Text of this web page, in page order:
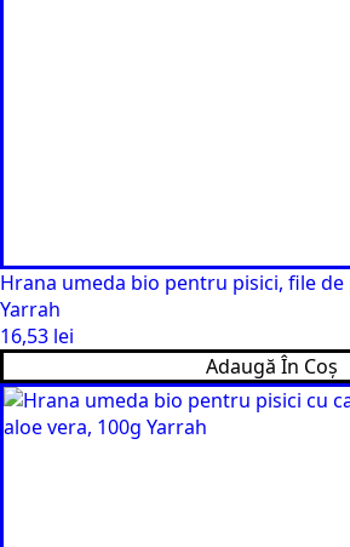
Hrana umeda bio pentru pisici, file de
Yarrah
16,53 lei
Adaugă În Coș